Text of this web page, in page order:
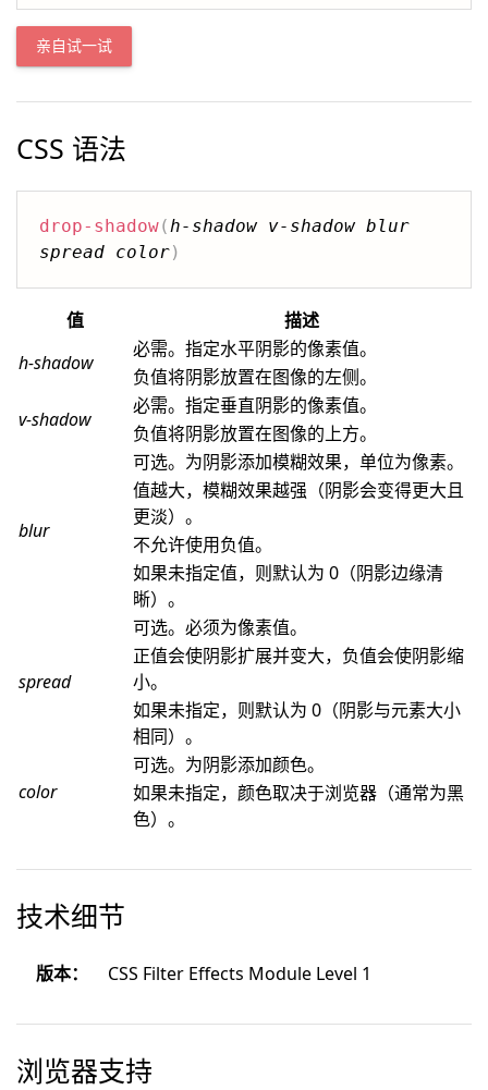
亲自试一试
CSS 语法
drop-shadow(h-shadow v-shadow blur
spread color)
值
描述
h-shadow
必需。指定水平阴影的像素值。
负值将阴影放置在图像的左侧。
v-shadow
必需。指定垂直阴影的像素值。
负值将阴影放置在图像的上方。
blur
可选。为阴影添加模糊效果，单位为像素。
值越大，模糊效果越强（阴影会变得更大且
更淡）。
不允许使用负值。
如果未指定值，则默认为 0（阴影边缘清
晰）。
spread
可选。必须为像素值。
正值会使阴影扩展并变大，负值会使阴影缩
小。
如果未指定，则默认为 0（阴影与元素大小
相同）。
color
可选。为阴影添加颜色。
如果未指定，颜色取决于浏览器（通常为黑
色）。
技术细节
版本： CSS Filter Effects Module Level 1
浏览器支持